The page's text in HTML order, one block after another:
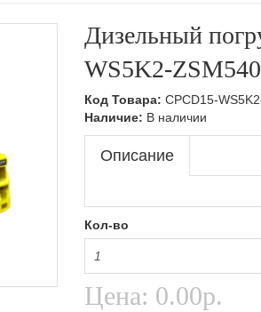
Дизельный
WS5K2-
Код Товара: CPCD15-
Наличие: В наличии
Описание
Кол-во
Цена: 0.00р.